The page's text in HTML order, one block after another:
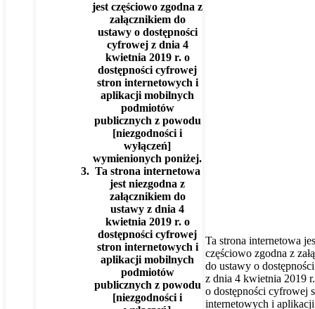
jest częściowo zgodna z
załącznikiem do
ustawy o dostępności
cyfrowej z dnia 4
kwietnia 2019 r. o
dostępności cyfrowej
stron internetowych i
aplikacji mobilnych
podmiotów
publicznych z powodu
[niezgodności i
wyłączeń]
wymienionych poniżej.
Ta strona internetowa
jest niezgodna z
załącznikiem do
ustawy z dnia 4
kwietnia 2019 r. o
dostępności cyfrowej
stron internetowych i
aplikacji mobilnych
podmiotów
publicznych z powodu
[niezgodności i
Ta strona internetowa
częściowo zgodna z
do ustawy o
z dnia 4 kwietnia 2019 r.
o dostępności cyfrowej
internetowych i aplikacji